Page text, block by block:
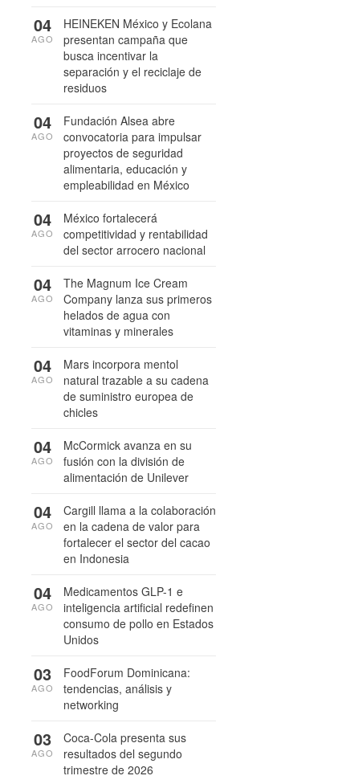
HEINEKEN México y Ecolana
presentan campaña que
busca incentivar la
separación y el reciclaje de
residuos
04
AGO
Fundación Alsea abre
convocatoria para impulsar
proyectos de seguridad
alimentaria, educación y
empleabilidad en México
04
AGO
México fortalecerá
competitividad y rentabilidad
del sector arrocero nacional
04
AGO
The Magnum Ice Cream
Company lanza sus primeros
helados de agua con
vitaminas y minerales
04
AGO
Mars incorpora mentol
natural trazable a su cadena
de suministro europea de
chicles
04
AGO
McCormick avanza en su
fusión con la división de
alimentación de Unilever
04
AGO
Cargill llama a la colaboración
en la cadena de valor para
fortalecer el sector del cacao
en Indonesia
04
AGO
Medicamentos GLP-1 e
inteligencia artificial redefinen
consumo de pollo en Estados
Unidos
04
AGO
FoodForum Dominicana:
tendencias, análisis y
networking
03
AGO
Coca-Cola presenta sus
resultados del segundo
trimestre de 2026
03
AGO